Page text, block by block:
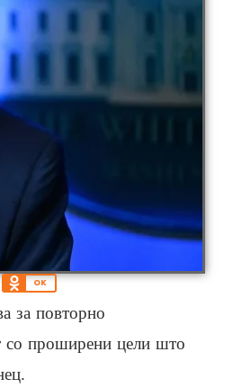
OK
за повторно
со проширени цели што